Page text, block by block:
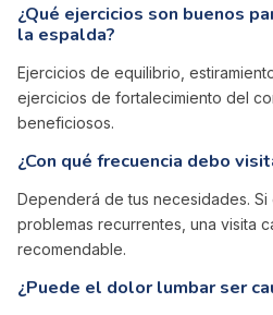
¿Qué ejercicios son buenos
la espalda?
Ejercicios de equilibrio,
ejercicios de fortalecimiento del
beneficiosos.
¿Con qué frecuencia debo
Dependerá de tus necesidades.
problemas recurrentes, una visita
recomendable.
¿Puede el dolor lumbar ser